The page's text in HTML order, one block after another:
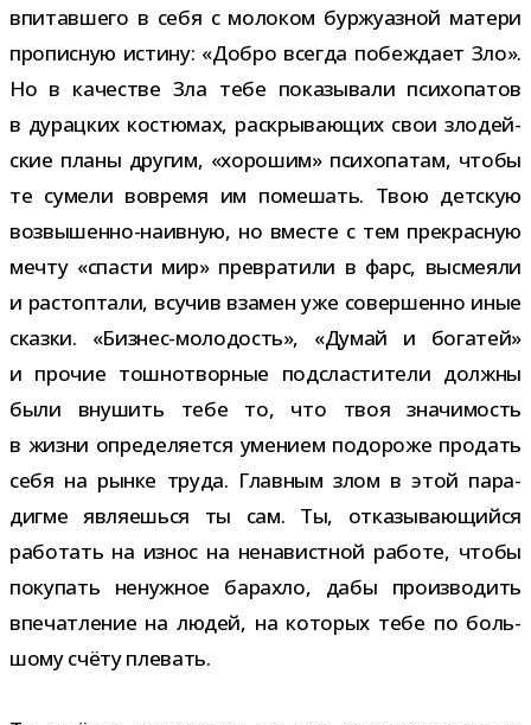
впи­тав­шего в себя с моло­ком бур­жу­аз­ной матери
про­пис­ную истину: «Добро все­гда побеж­дает Зло».
Но в каче­стве Зла тебе пока­зы­вали пси­хо­па­тов
в дурац­ких костю­мах, рас­кры­ва­ю­щих свои зло­дей­
ские планы дру­гим, «хоро­шим» пси­хо­па­там, чтобы
те сумели вовремя им поме­шать. Твою дет­скую
возвышенно-​наивную, но вме­сте с тем пре­крас­ную
мечту «спа­сти мир» пре­вра­тили в фарс, высме­яли
и рас­топ­тали, всу­чив вза­мен уже совер­шенно иные
сказки. «Бизнес-​молодость», «Думай и бога­тей»
и про­чие тош­но­твор­ные под­сла­сти­тели должны
были вну­шить тебе то, что твоя зна­чи­мость
в жизни опре­де­ля­ется уме­нием подо­роже про­дать
себя на рынке труда. Главным злом в этой пара­
дигме явля­ешься ты сам. Ты, отка­зы­ва­ю­щийся
рабо­тать на износ на нена­вист­ной работе, чтобы
поку­пать ненуж­ное барахло, дабы про­из­во­дить
впе­чат­ле­ние на людей, на кото­рых тебе по боль­
шому счёту плевать.